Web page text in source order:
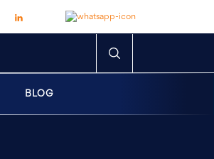
BLOG